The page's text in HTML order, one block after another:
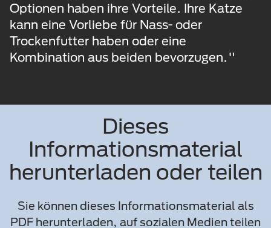
Optionen haben ihre Vorteile. Ihre Katze
kann eine Vorliebe für Nass- oder
Trockenfutter haben oder eine
Kombination aus beiden bevorzugen."
Dieses
Informationsmaterial
herunterladen oder teilen
Sie können dieses Informationsmaterial als
PDF herunterladen, auf sozialen Medien teilen